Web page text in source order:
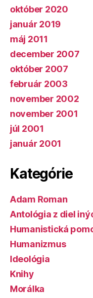
október 2020
január 2019
máj 2011
december 2007
október 2007
február 2003
november 2002
november 2001
júl 2001
január 2001
Kategórie
Adam Roman
Antológia z diel
Humanistická
Humanizmus
Ideológia
Knihy
Morálka